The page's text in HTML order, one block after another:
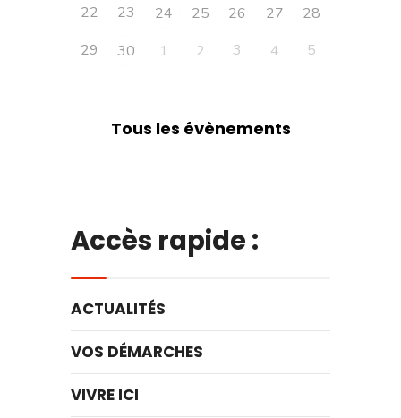
22
23 24 25 26 27
28
29
30 1 2 3 4 5
Tous les évènements
Accès rapide :
ACTUALITÉS
VOS DÉMARCHES
VIVRE ICI